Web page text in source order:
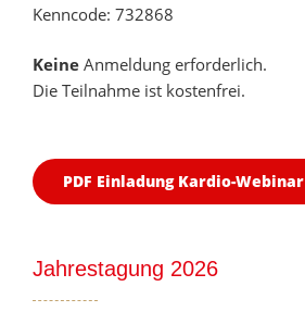
Kenncode: 732868
Keine Anmeldung erforderlich.
Die Teilnahme ist kostenfrei.
PDF Einladung Kardio-Webinar
Jahrestagung 2026